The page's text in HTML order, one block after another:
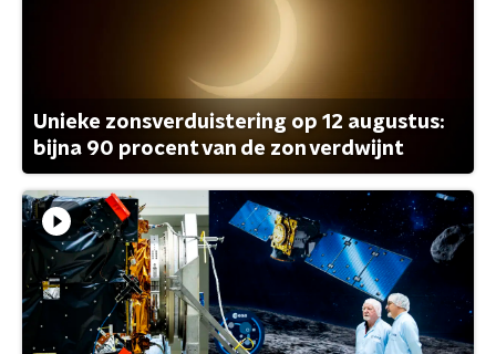
Unieke zonsverduistering op 12 augustus:
bijna 90 procent van de zon verdwijnt